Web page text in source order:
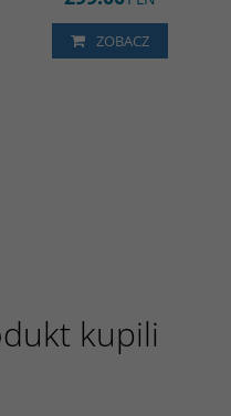
ZOBACZ
kupili